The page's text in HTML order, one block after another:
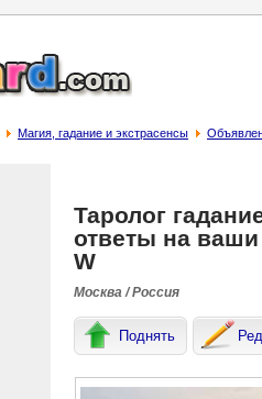
Магия, гадание и экстрасенсы
Таролог
ответы на
W
Москва / Россия
Поднять